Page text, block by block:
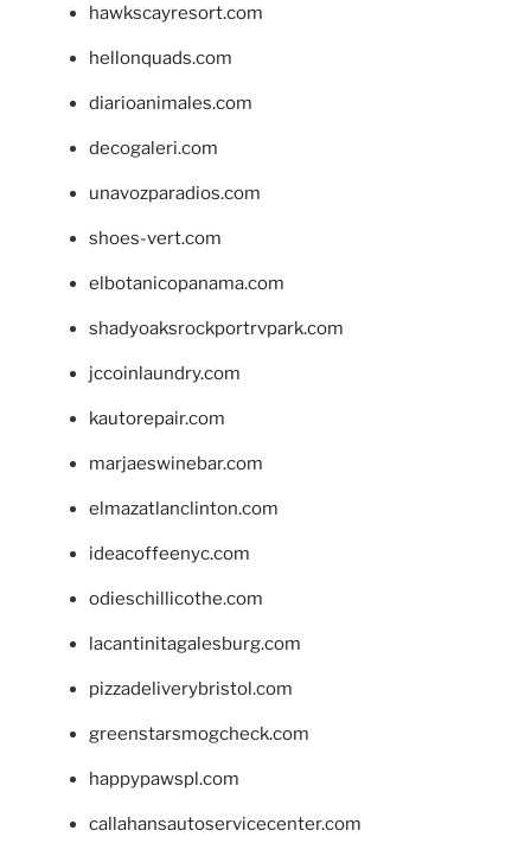
hawkscayresort.com
hellonquads.com
diarioanimales.com
decogaleri.com
unavozparadios.com
shoes-vert.com
elbotanicopanama.com
shadyoaksrockportrvpark.com
jccoinlaundry.com
kautorepair.com
marjaeswinebar.com
elmazatlanclinton.com
ideacoffeenyc.com
odieschillicothe.com
lacantinitagalesburg.com
pizzadeliverybristol.com
greenstarsmogcheck.com
happypawspl.com
callahansautoservicecenter.com